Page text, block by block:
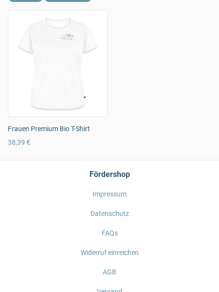
Frauen Premium Bio T-Shirt
38,39 €
Fördershop
Impressum
Datenschutz
FAQs
Widerruf einreichen
AGB